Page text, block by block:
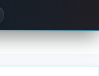
Google